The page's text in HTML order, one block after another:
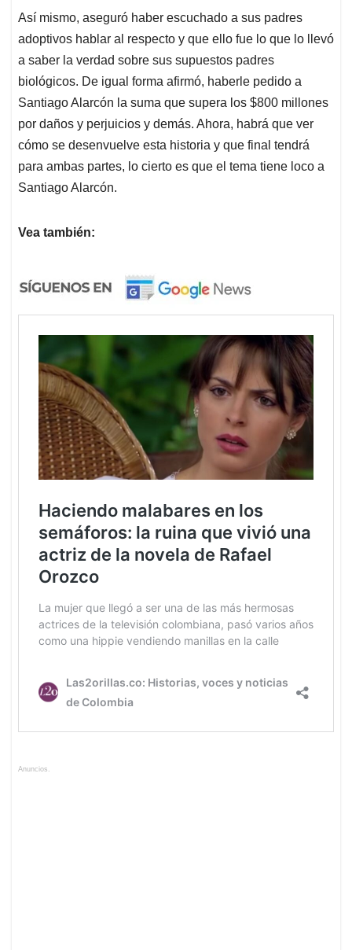
Así mismo, aseguró haber escuchado a sus padres
adoptivos hablar al respecto y que ello fue lo que lo llevó
a saber la verdad sobre sus supuestos padres
biológicos. De igual forma afirmó, haberle pedido a
Santiago Alarcón la suma que supera los $800 millones
por daños y perjuicios y demás. Ahora, habrá que ver
cómo se desenvuelve esta historia y que final tendrá
para ambas partes, lo cierto es que el tema tiene loco a
Santiago Alarcón.
Vea también:
Anuncios.